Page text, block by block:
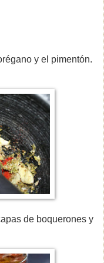
y el pimentón.
de boquerones y